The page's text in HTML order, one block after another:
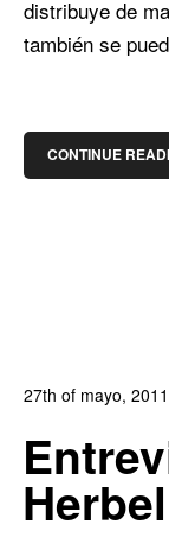
distribuye de
también se
CONTINUE
27th of mayo, 2011